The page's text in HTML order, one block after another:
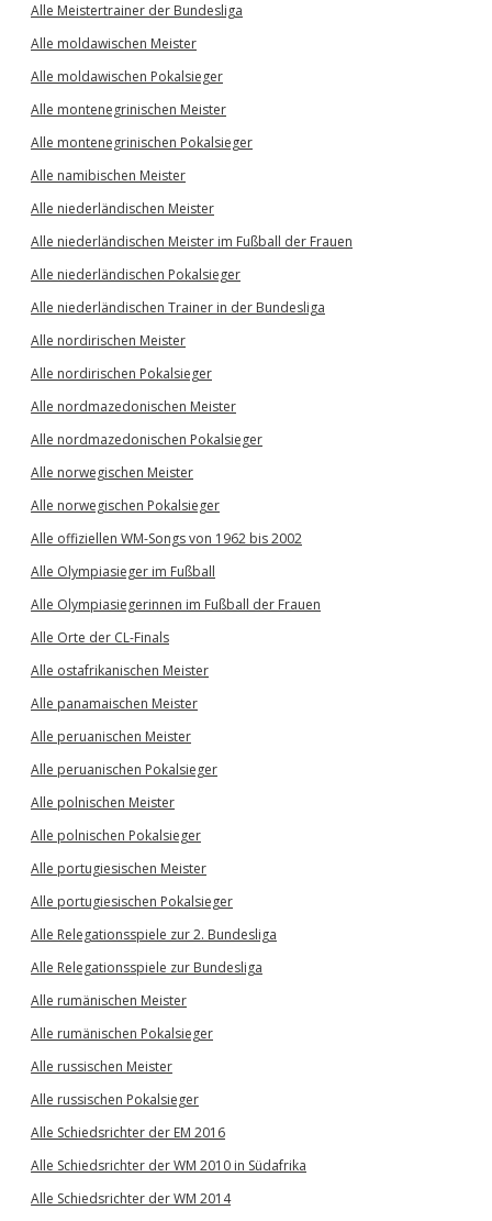
Alle Meistertrainer der Bundesliga
Alle moldawischen Meister
Alle moldawischen Pokalsieger
Alle montenegrinischen Meister
Alle montenegrinischen Pokalsieger
Alle namibischen Meister
Alle niederländischen Meister
Alle niederländischen Meister im Fußball der Frauen
Alle niederländischen Pokalsieger
Alle niederländischen Trainer in der Bundesliga
Alle nordirischen Meister
Alle nordirischen Pokalsieger
Alle nordmazedonischen Meister
Alle nordmazedonischen Pokalsieger
Alle norwegischen Meister
Alle norwegischen Pokalsieger
Alle offiziellen WM-Songs von 1962 bis 2002
Alle Olympiasieger im Fußball
Alle Olympiasiegerinnen im Fußball der Frauen
Alle Orte der CL-Finals
Alle ostafrikanischen Meister
Alle panamaischen Meister
Alle peruanischen Meister
Alle peruanischen Pokalsieger
Alle polnischen Meister
Alle polnischen Pokalsieger
Alle portugiesischen Meister
Alle portugiesischen Pokalsieger
Alle Relegationsspiele zur 2. Bundesliga
Alle Relegationsspiele zur Bundesliga
Alle rumänischen Meister
Alle rumänischen Pokalsieger
Alle russischen Meister
Alle russischen Pokalsieger
Alle Schiedsrichter der EM 2016
Alle Schiedsrichter der WM 2010 in Südafrika
Alle Schiedsrichter der WM 2014